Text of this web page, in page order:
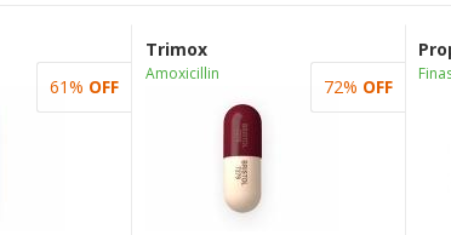
61% OFF
Trimox
Amoxicillin
72% OFF